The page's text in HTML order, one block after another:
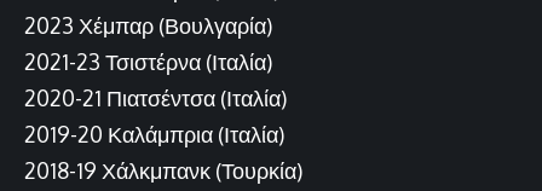
2023 Χέμπαρ (Βουλγαρία)
2021-23 Τσιστέρνα (Ιταλία)
2020-21 Πιατσέντσα (Ιταλία)
2019-20 Καλάμπρια (Ιταλία)
2018-19 Χάλκμπανκ (Τουρκία)